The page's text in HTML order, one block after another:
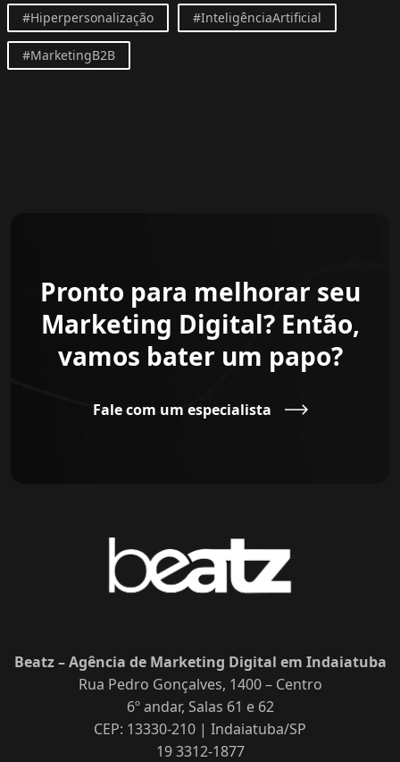
#Hiperpersonalização #InteligênciaArtificial
#MarketingB2B
Pronto para melhorar seu
Marketing Digital? Então,
vamos bater um papo?
Fale com um especialista
Beatz – Agência de Marketing Digital em Indaiatuba
Rua Pedro Gonçalves, 1400 – Centro
6º andar, Salas 61 e 62
CEP: 13330-210 | Indaiatuba/SP
19 3312-1877